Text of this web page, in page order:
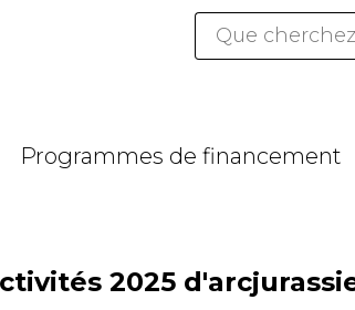
Mots
clés
Programmes de financement
2025